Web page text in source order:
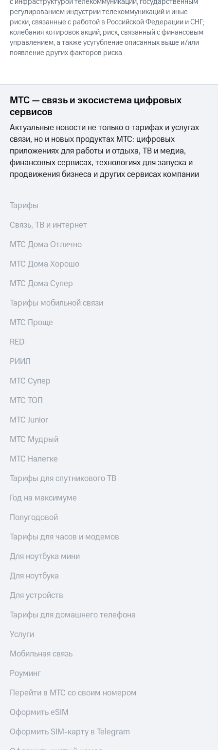
регулированием индустрии телекоммуникаций и иные
риски, связанные с работой в Российской Федерации и СНГ;
колебания котировок акций; риск, связанный с финансовым
управлением, а также усугубление описанных выше и/или
появление других факторов риска.
МТС — связь и экосистема цифровых
сервисов
Актуальные новости не только о тарифах и услугах
связи, но и новых продуктах МТС: цифровых
приложениях для работы и отдыха, ТВ и медиа,
финансовых сервисах, технологиях для запуска и
продвижения бизнеса и других сервисах компании
Тарифы
Связь, ТВ и интернет
МТС Дома Отлично
МТС Дома Хорошо
МТС Дома Супер
Тарифы мобильной связи
МТС Проще
RED
РИИЛ
МТС Супер
МТС ТОП
МТС Junior
МТС Мудрый
МТС Налегке
Тарифы для спутникового ТВ
Год на максимуме
Полугодовой
Тарифы для часов и модемов
Для ноутбука мини
Для ноутбука
Для устройств
Тарифы для домашнего телефона
Услуги
Мобильная связь
Роуминг
Перейти в МТС со своим номером
Оформить eSIM
Оформить SIM-карту в Telegram